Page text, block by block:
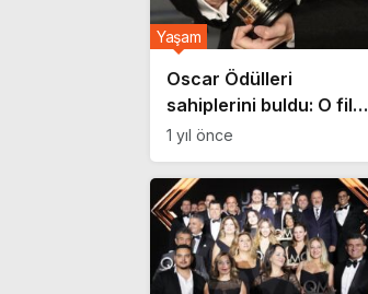
Oscar Ödülleri
sahiplerini buldu: O film
geceye damga vurdu!
Yaşam
1 yıl önce